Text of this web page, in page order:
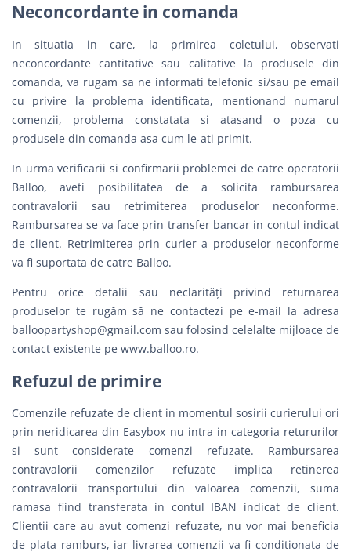
Neconcordante in comanda
In situatia in care, la primirea coletului, observati
neconcordante cantitative sau calitative la produsele din
comanda, va rugam sa ne informati telefonic si/sau pe email
cu privire la problema identificata, mentionand numarul
comenzii, problema constatata si atasand o poza cu
produsele din comanda asa cum le-ati primit.
In urma verificarii si confirmarii problemei de catre operatorii
Balloo, aveti posibilitatea de a solicita rambursarea
contravalorii sau retrimiterea produselor neconforme.
Rambursarea se va face prin transfer bancar in contul indicat
de client. Retrimiterea prin curier a produselor neconforme
va fi suportata de catre Balloo.
Pentru orice detalii sau neclarităţi privind returnarea
produselor te rugăm să ne contactezi pe e-mail la adresa
balloopartyshop@gmail.com sau folosind celelalte mijloace de
contact existente pe www.balloo.ro.
Refuzul de primire
Comenzile refuzate de client in momentul sosirii curierului ori
prin neridicarea din Easybox nu intra in categoria retururilor
si sunt considerate comenzi refuzate. Rambursarea
contravalorii comenzilor refuzate implica retinerea
contravalorii transportului din valoarea comenzii, suma
ramasa fiind transferata in contul IBAN indicat de client.
Clientii care au avut comenzi refuzate, nu vor mai beneficia
de plata ramburs, iar livrarea comenzii va fi conditionata de